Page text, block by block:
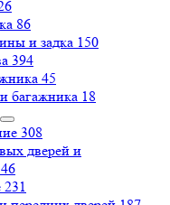
86
и задка 150
394
45
багажника 18
308
дверей и
46
231